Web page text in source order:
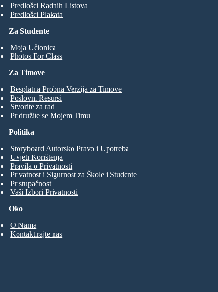
Za Studente
Moja Učionica
Photos For Class
Predlošci Radnih Listova
Predlošci Plakata
Za Timove
Besplatna Probna Verzija za Timove
Poslovni Resursi
Stvorite za rad
Pridružite se Mojem Timu
Oko
O Nama
Kontaktirajte nas
Politika
Storyboard Autorsko Pravo i Upotreba
Uvjeti Korištenja
Pravila o Privatnosti
Privatnost i Sigurnost za Škole i Studente
Pristupačnost
Vaši Izbori Privatnosti